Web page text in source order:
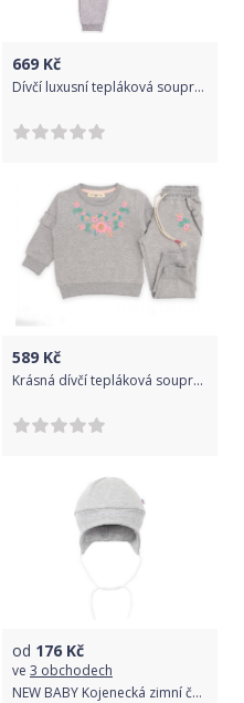
669 Kč
Dívčí luxusní tepláková souprava Cigit Kids 104
589 Kč
Krásná dívčí tepláková souprava s volánky Cigit 92
od 176 Kč
ve 3 obchodech
NEW BABY Kojenecká zimní čepička New Baby Žirafa Barva: Šedá, Velikost: 56 (0-3m)